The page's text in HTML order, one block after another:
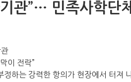
관”… 민족사학단
이 전락”
하는 강력한 항의가 현장에서 터져